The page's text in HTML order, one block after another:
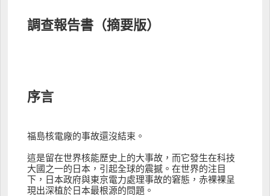
調查報告書（摘要版）
序言
福島核電廠的事故還沒結束。
這是留在世界核能歷史上的大事故，而它發生在科技
大國之一的日本，引起全球的震撼。在世界的注目
下，日本政府與東京電力處理事故的窘態，赤裸裸呈
現出深植於日本最根源的問題。